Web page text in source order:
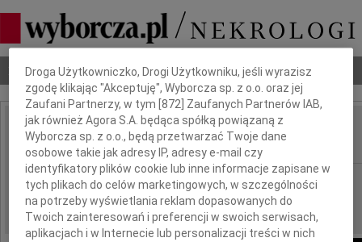
Nekrologi Odeszli Poradnik pogrzebowy
IMIĘ I NAZWISKO: Taissa Krystyna Sikora
REGION: Kraków
DATA EMISJI: 09.12.2020
Dbamy o Twoją prywatność
Droga Użytkowniczko, Drogi Użytkowniku, jeśli wyrazisz
zgodę klikając "Akceptuję", Wyborcza sp. z o.o. oraz jej
Zaufani Partnerzy, w tym [872 ] Zaufanych Partnerów IAB,
jak również Agora S.A. będąca spółką powiązaną z
Wyborcza sp. z o.o., będą przetwarzać Twoje dane
osobowe takie jak adresy IP, adresy e-mail czy
identyfikatory plików cookie lub inne informacje zapisane w
tych plikach do celów marketingowych, w szczególności
na potrzeby wyświetlania reklam dopasowanych do
Twoich zainteresowań i preferencji w swoich serwisach,
aplikacjach i w Internecie lub personalizacji treści w nich